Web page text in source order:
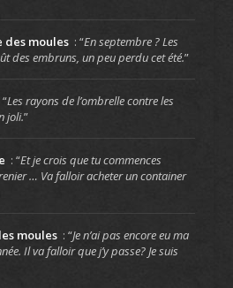
des moules : “En septembre ? Les
des embruns, un peu perdu cet été.”
“Les rayons de l’ombrelle contre les
joli.”
: “Et je crois que tu commences
… Va falloir acheter un container
moules : “Je n’ai pas encore eu ma
Il va falloir que j’y passe? Je suis